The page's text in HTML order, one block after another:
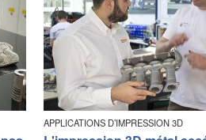
APPLICATIONS D’IMPRESSION 3D